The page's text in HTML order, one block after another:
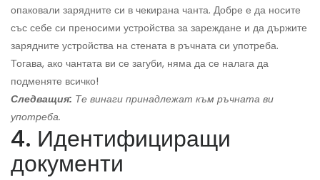
опаковали зарядните си в чекирана чанта. Добре е да носите
със себе си преносими устройства за зареждане и да държите
зарядните устройства на стената в ръчната си употреба.
Тогава, ако чантата ви се загуби, няма да се налага да
подменяте всичко!
Следващия: Те винаги принадлежат към ръчната ви
употреба.
4. Идентифициращи
документи